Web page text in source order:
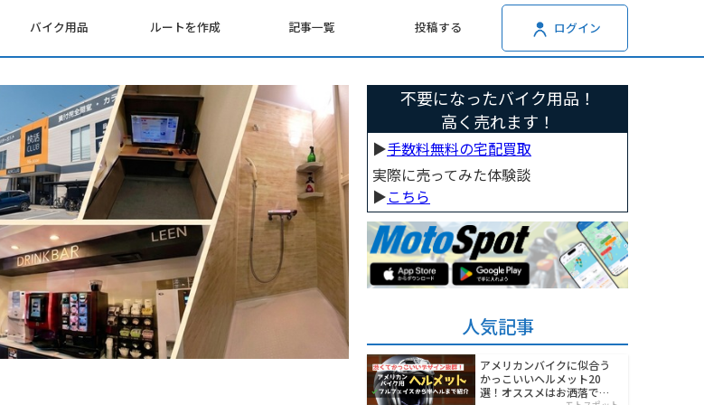
バイク用品 ルートを作成 記事一覧 投稿する ログイン
不要になったバイク用品！
高く売れます！
▶︎手数料無料の宅配買取
実際に売ってみた体験談
▶︎こちら
人気記事
アメリカンバイクに似合う
かっこいいヘルメット20
選！オススメはお洒落でワ